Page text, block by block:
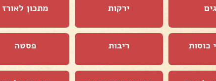
ירקות מתכון לאורז
כוסות ריבות פסטה